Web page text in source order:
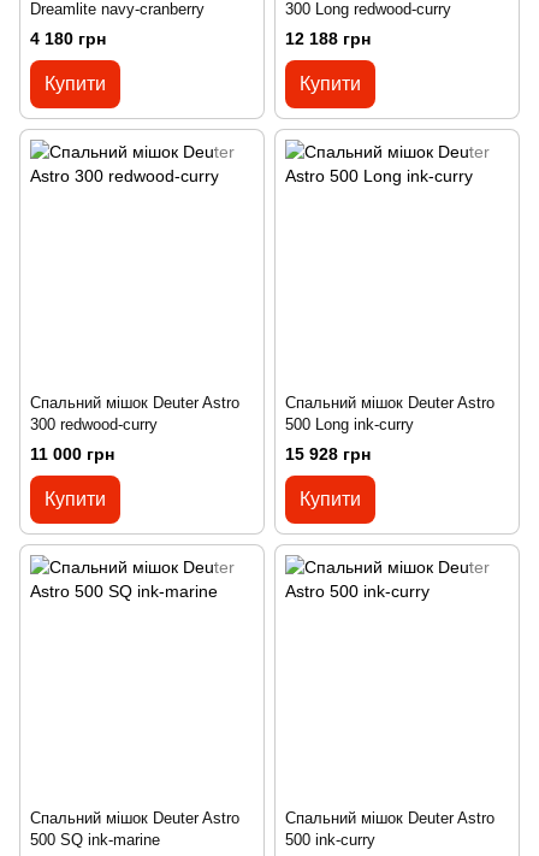
Dreamlite navy-cranberry
4 180 грн
Купити
300 Long redwood-curry
12 188 грн
Купити
Спальний мішок Deuter Astro
300 redwood-curry
11 000 грн
Купити
Спальний мішок Deuter Astro
500 Long ink-curry
15 928 грн
Купити
Спальний мішок Deuter Astro
500 SQ ink-marine
Спальний мішок Deuter Astro
500 ink-curry